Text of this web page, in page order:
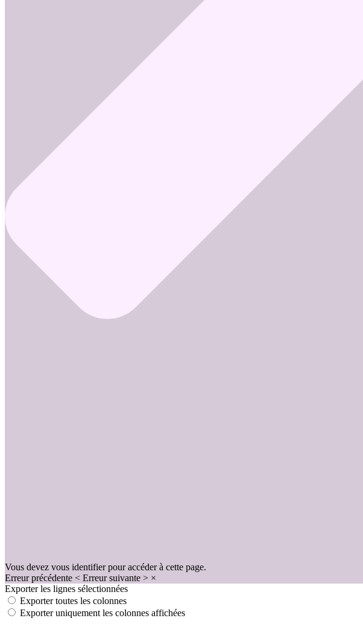
Vous devez vous identifier pour accéder à cette page.
Erreur précédente < Erreur suivante > ×
Exporter les lignes sélectionnées
Exporter toutes les colonnes
Exporter uniquement les colonnes affichées